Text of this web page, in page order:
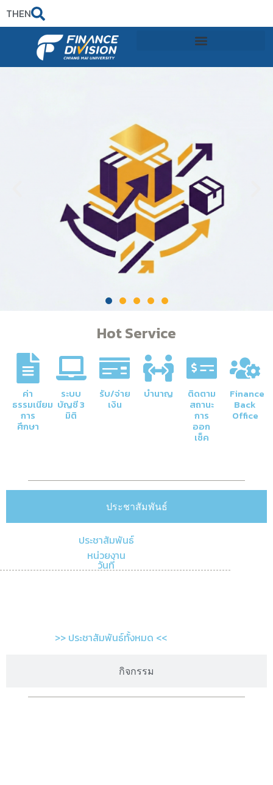
THEN
Hot Service
ค่า
ธรรมเนียม
การ
ศึกษา
ระบบ
บัญชี 3
มิติ
รับ/จ่าย
เงิน
บำนาญ ติดตาม
สถานะ
การ
ออก
เช็ค
Finance
Back
Office
ประชาสัมพันธ์
กิจกรรม
ประชาสัมพันธ์
หน่วยงาน
วันที่
>> ประชาสัมพันธ์ทั้งหมด <<